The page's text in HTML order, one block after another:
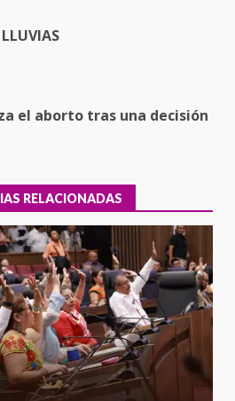
el aborto tras una decisión
RELACIONADAS
de Ariadna Montiel